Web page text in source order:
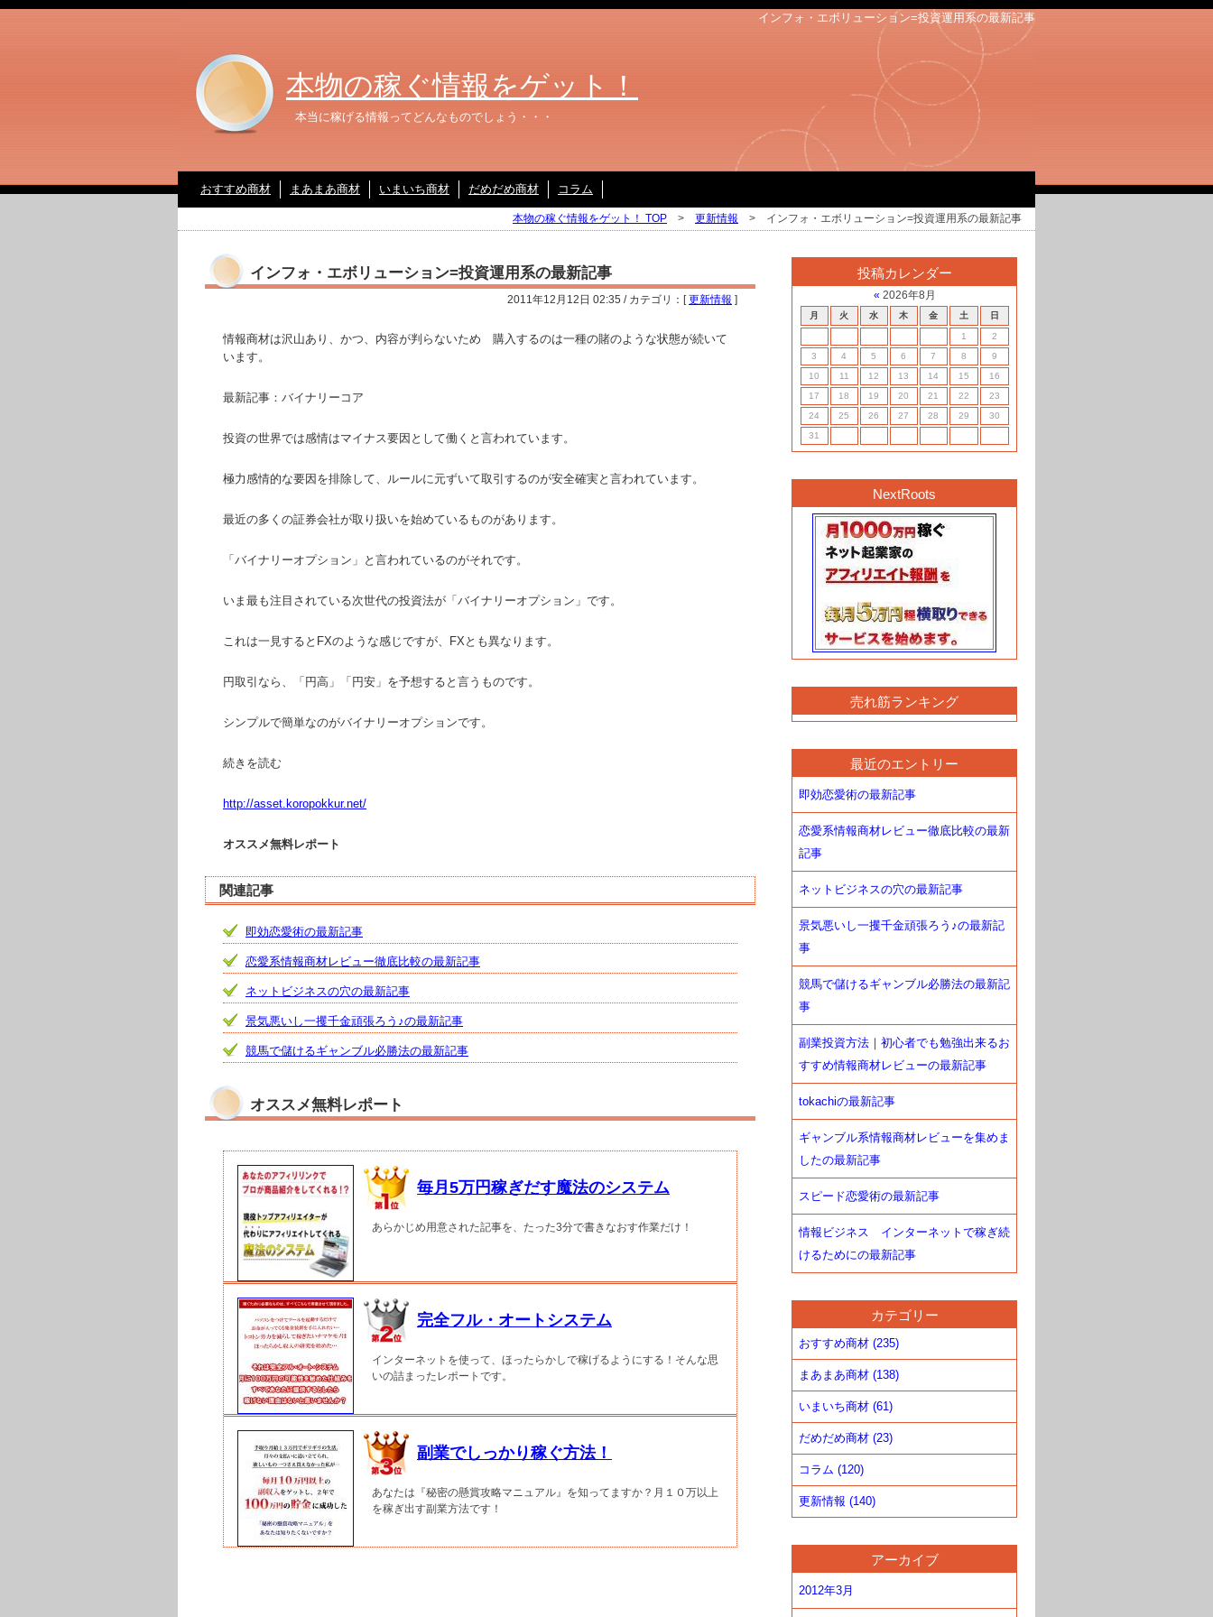
インフォ・エボリューション=投資運用系の最新記事
本物の稼ぐ情報をゲット！
本当に稼げる情報ってどんなものでしょう・・・
おすすめ商材 まあまあ商材 いまいち商材 だめだめ商材 コラム
本物の稼ぐ情報をゲット！ TOP > 更新情報 > インフォ・エボリューション=投資運用系の最新記事
インフォ・エボリューション=投資運用系の最新記事
2011年12月12日 02:35 / カテゴリ：[更新情報 ]
情報商材は沢山あり、かつ、内容が判らないため 購入するのは一種の賭のような状態が続いて
います。
最新記事：バイナリーコア
投資の世界では感情はマイナス要因として働くと言われています。
極力感情的な要因を排除して、ルールに元ずいて取引するのが安全確実と言われています。
最近の多くの証券会社が取り扱いを始めているものがあります。
「バイナリーオプション」と言われているのがそれです。
いま最も注目されている次世代の投資法が「バイナリーオプション」です。
これは一見するとFXのような感じですが、FXとも異なります。
円取引なら、「円高」「円安」を予想すると言うものです。
シンプルで簡単なのがバイナリーオプションです。
続きを読む
http://asset.koropokkur.net/
オススメ無料レポート
関連記事
即効恋愛術の最新記事
恋愛系情報商材レビュー徹底比較の最新記事
ネットビジネスの穴の最新記事
景気悪いし一攫千金頑張ろう♪の最新記事
競馬で儲けるギャンブル必勝法の最新記事
オススメ無料レポート
毎月5万円稼ぎだす魔法のシステム
あらかじめ用意された記事を、たった3分で書きなおす作業だけ！
完全フル・オートシステム
インターネットを使って、ほったらかしで稼げるようにする！そんな思
いの詰まったレポートです。
副業でしっかり稼ぐ方法！
あなたは『秘密の懸賞攻略マニュアル』を知ってますか？月１０万以上
を稼ぎ出す副業方法です！
投稿カレンダー
« 2026年8月
月 火 水 木 金 土 日
1
2
3
4 5 6 7 8
9
10
11 12 13 14 15
16
17
18 19 20 21 22
23
24
25 26 27 28 29
30
31
NextRoots
売れ筋ランキング
最近のエントリー
即効恋愛術の最新記事
恋愛系情報商材レビュー徹底比較の最新
記事
ネットビジネスの穴の最新記事
景気悪いし一攫千金頑張ろう♪の最新記
事
競馬で儲けるギャンブル必勝法の最新記
事
副業投資方法｜初心者でも勉強出来るお
すすめ情報商材レビューの最新記事
tokachiの最新記事
ギャンブル系情報商材レビューを集めま
したの最新記事
スピード恋愛術の最新記事
情報ビジネス インターネットで稼ぎ続
けるためにの最新記事
カテゴリー
おすすめ商材 (235)
まあまあ商材 (138)
いまいち商材 (61)
だめだめ商材 (23)
コラム (120)
更新情報 (140)
アーカイブ
2012年3月